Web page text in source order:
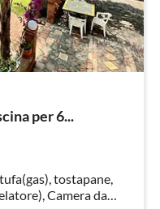
per 6...
tostapane,
Camera da